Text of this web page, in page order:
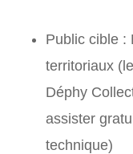
Public cible :
territoriaux
Déphy
assister
technique)